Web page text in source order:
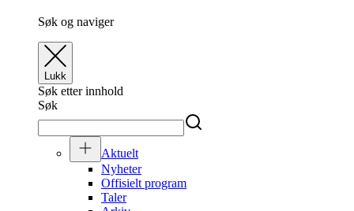
Søk og naviger
Lukk
Søk etter innhold
Søk
Aktuelt
Nyheter
Offisielt program
Taler